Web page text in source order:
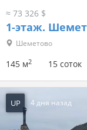
≈ 73 326 $
1-этаж.
Шеметово
145 м2 15 соток
UP 4 дня назад